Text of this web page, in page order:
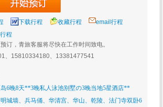
下载行程 收藏行程
email行程
程
订，青旅客服将尽快在工作时间致电。
、15810334180、13381477541
岛6晚8天**3晚私人泳池别墅の3晚当地5星酒店**
城墙、兵马俑、华清宫、华山、乾陵、法门寺双卧6